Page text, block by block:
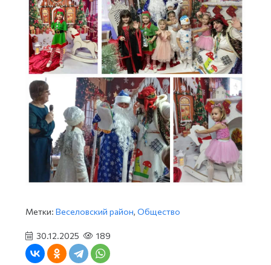
Метки: Веселовский район, Общество
30.12.2025 189